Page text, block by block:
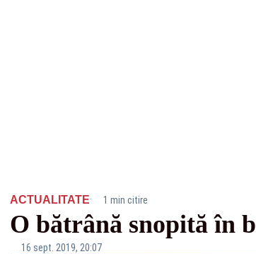
ACTUALITATE· 1 min citire
O bătrână snopită în
16 sept. 2019, 20:07